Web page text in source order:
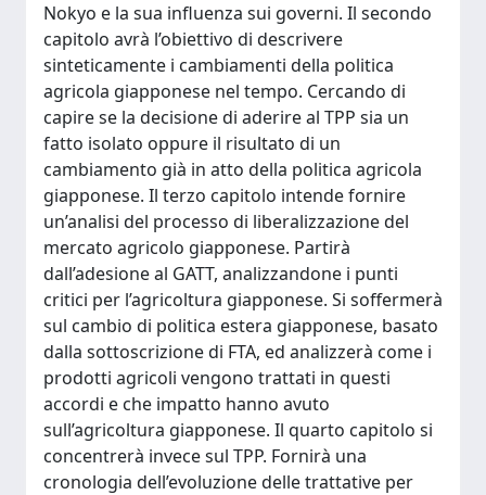
Nokyo e la sua influenza sui governi. Il secondo
capitolo avrà l’obiettivo di descrivere
sinteticamente i cambiamenti della politica
agricola giapponese nel tempo. Cercando di
capire se la decisione di aderire al TPP sia un
fatto isolato oppure il risultato di un
cambiamento già in atto della politica agricola
giapponese. Il terzo capitolo intende fornire
un’analisi del processo di liberalizzazione del
mercato agricolo giapponese. Partirà
dall’adesione al GATT, analizzandone i punti
critici per l’agricoltura giapponese. Si soffermerà
sul cambio di politica estera giapponese, basato
dalla sottoscrizione di FTA, ed analizzerà come i
prodotti agricoli vengono trattati in questi
accordi e che impatto hanno avuto
sull’agricoltura giapponese. Il quarto capitolo si
concentrerà invece sul TPP. Fornirà una
cronologia dell’evoluzione delle trattative per